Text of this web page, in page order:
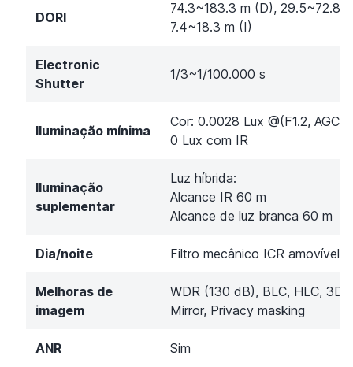
DORI
74.3~183.3 m (D), 29.5~72.8
7.4~18.3 m (I)
Electronic
Shutter
1/3~1/100.000 s
Iluminação mínima
Cor: 0.0028 Lux @(F1.2, AGC
0 Lux com IR
Iluminação
suplementar
Luz híbrida:
Alcance IR 60 m
Alcance de luz branca 60 m
Dia/noite Filtro mecânico ICR amovível
Melhoras de
imagem
WDR (130 dB), BLC, HLC, 3D-
Mirror, Privacy masking
ANR Sim